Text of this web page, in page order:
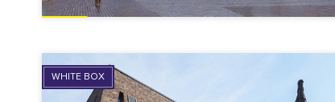
WHITE BOX